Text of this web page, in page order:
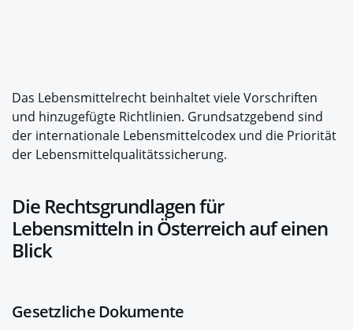
Das Lebensmittelrecht beinhaltet viele Vorschriften
und hinzugefügte Richtlinien. Grundsatzgebend sind
der internationale Lebensmittelcodex und die Priorität
der Lebensmittelqualitätssicherung.
Die Rechtsgrundlagen für
Lebensmitteln in Österreich auf einen
Blick
Gesetzliche Dokumente